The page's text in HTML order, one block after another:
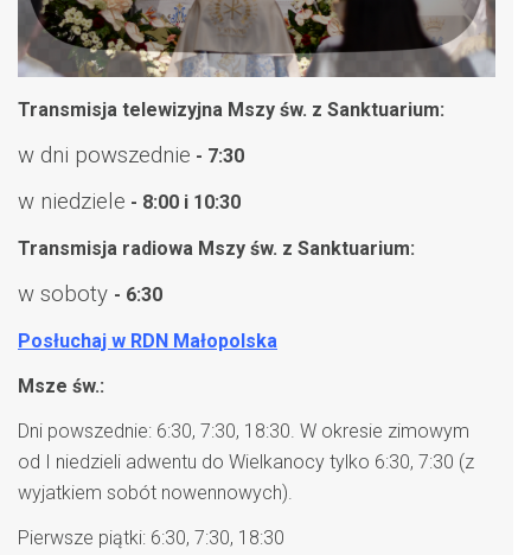
Transmisja telewizyjna Mszy św. z Sanktuarium:
w dni powszednie - 7:30
w niedziele - 8:00 i 10:30
Transmisja radiowa Mszy św. z Sanktuarium:
w soboty - 6:30
Posłuchaj w RDN Małopolska
Msze św.:
Dni powszednie: 6:30, 7:30, 18:30. W okresie zimowym
od I niedzieli adwentu do Wielkanocy tylko 6:30, 7:30 (z
wyjatkiem sobót nowennowych).
Pierwsze piątki: 6:30, 7:30, 18:30